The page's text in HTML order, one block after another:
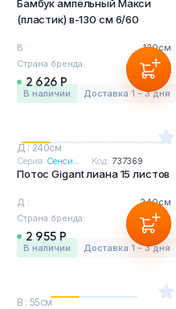
Бамбук ампельный Макси
(пластик) в-130 см 6/60
В :
130см
Страна бренда:
Бельгия
2 626 Р
в наличии Доставка 1 - 3 дня
Д : 240см
Серия: Сенси... Код: 737369
Потос Gigant лиана 15 листов
Д :
240см
Страна бренда:
Бельгия
2 955 Р
в наличии Доставка 1 - 3 дня
В : 55см